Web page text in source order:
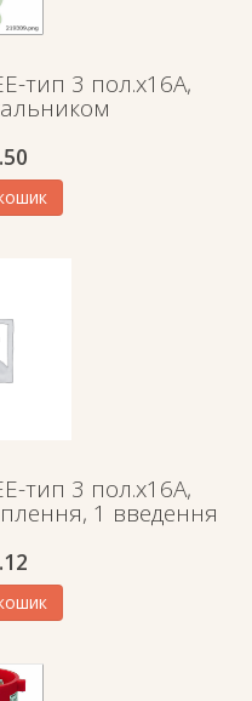
тип 3 пол.х16А,
тип 3 пол.х16А,
1 введення